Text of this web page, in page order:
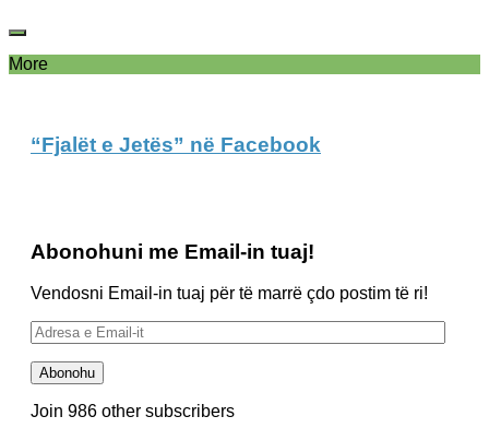
More
“Fjalët e Jetës” në Facebook
Abonohuni me Email-in tuaj!
Vendosni Email-in tuaj për të marrë çdo postim të ri!
Adresa
e
Email-
it
Abonohu
Join 986 other subscribers